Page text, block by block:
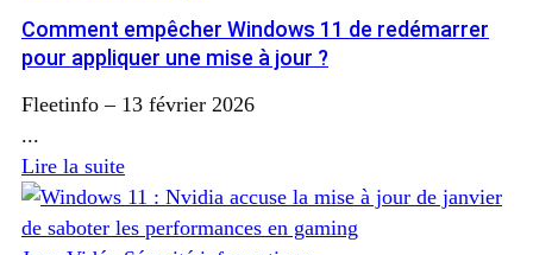
Comment empêcher Windows 11 de redémarrer
pour appliquer une mise à jour ?
Fleetinfo – 13 février 2026
...
Lire la suite